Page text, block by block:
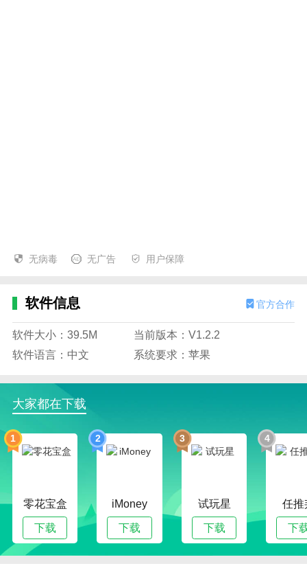
无病毒 无广告 用户保障
软件信息 官方合作
软件大小：39.5M
当前版本：V1.2.2
软件语言：中文
系统要求：苹果
大家都在下载
1
零花宝盒
下载
2
iMoney
下载
3
试玩星
下载
4
任推
下